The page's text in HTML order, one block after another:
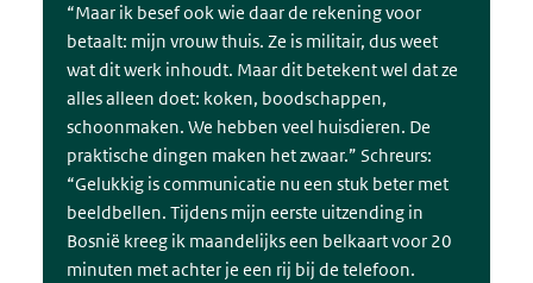
“Maar ik besef ook wie daar de rekening voor
betaalt: mijn vrouw thuis. Ze is militair, dus weet
wat dit werk inhoudt. Maar dit betekent wel dat ze
alles alleen doet: koken, boodschappen,
schoonmaken. We hebben veel huisdieren. De
praktische dingen maken het zwaar.” Schreurs:
“Gelukkig is communicatie nu een stuk beter met
beeldbellen. Tijdens mijn eerste uitzending in
Bosnië kreeg ik maandelijks een belkaart voor 20
minuten met achter je een rij bij de telefoon.